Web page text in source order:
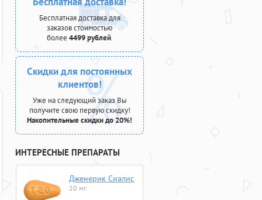
Бесплатная доставка для
заказов стоимостью
более 4499 рублей.
Скидки для постоянных
клиентов!
Уже на следующий заказ Вы
получите свою первую скидку!
Накопительные скидки до 20%!
ИНТЕРЕСНЫЕ ПРЕПАРАТЫ
Дженерик Сиалис
20 мг